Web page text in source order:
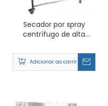
Secador por spray
centrífugo de alta
Adicionar ao carrinho